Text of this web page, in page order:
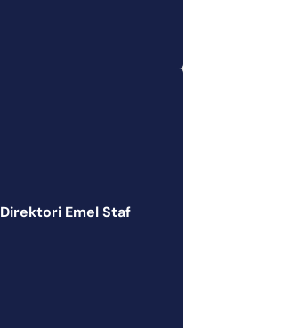
Direktori Emel Staf
Staf